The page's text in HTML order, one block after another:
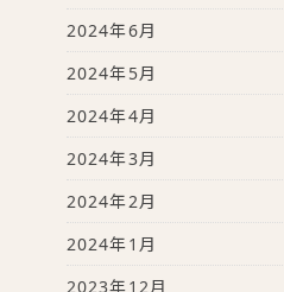
2024年6月
2024年5月
2024年4月
2024年3月
2024年2月
2024年1月
2023年12月